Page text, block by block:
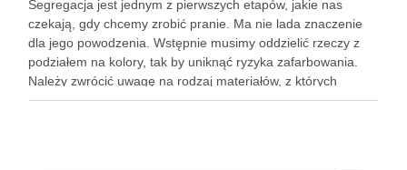
Segregacja jest jednym z pierwszych etapów, jakie nas
czekają, gdy chcemy zrobić pranie. Ma nie lada znaczenie
dla jego powodzenia. Wstępnie musimy oddzielić rzeczy z
podziałem na kolory, tak by uniknąć ryzyka zafarbowania.
Należy zwrócić uwagę na rodzaj materiałów, z których
ubrania są wykonane, by dopasować temperaturę prania i